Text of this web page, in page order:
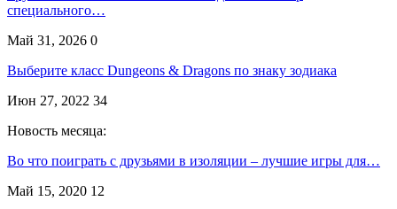
специального…
Май 31, 2026 0
Выберите класс Dungeons & Dragons по знаку зодиака
Июн 27, 2022 34
Новость месяца:
Во что поиграть с друзьями в изоляции – лучшие игры для…
Май 15, 2020 12